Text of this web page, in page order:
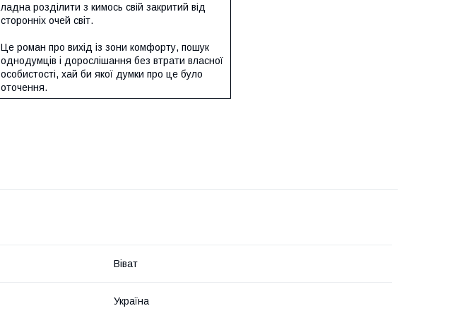
ладна розділити з кимось свій закритий від
сторонніх очей світ.
Це роман про вихід із зони комфорту, пошук
однодумців і дорослішання без втрати власної
особистості, хай би якої думки про це було
оточення.
Віват
Україна